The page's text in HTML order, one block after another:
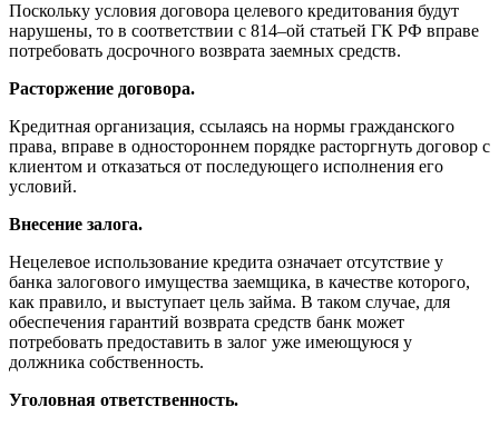
Поскольку условия договора целевого кредитования будут
нарушены, то в соответствии с 814–ой статьей ГК РФ вправе
потребовать досрочного возврата заемных средств.
Расторжение договора.
Кредитная организация, ссылаясь на нормы гражданского
права, вправе в одностороннем порядке расторгнуть договор с
клиентом и отказаться от последующего исполнения его
условий.
Внесение залога.
Нецелевое использование кредита означает отсутствие у
банка залогового имущества заемщика, в качестве которого,
как правило, и выступает цель займа. В таком случае, для
обеспечения гарантий возврата средств банк может
потребовать предоставить в залог уже имеющуюся у
должника собственность.
Уголовная ответственность.